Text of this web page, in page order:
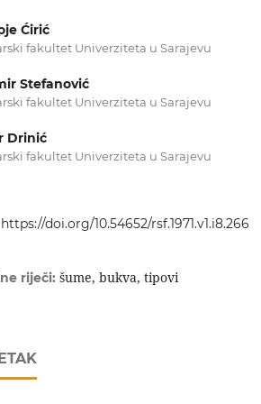
Ćirić
fakultet Univerziteta u Sarajevu
Stefanović
fakultet Univerziteta u Sarajevu
Drinić
fakultet Univerziteta u Sarajevu
https://doi.org/10.54652/rsf.1971.v1.i8.266
riječi: šume, bukva, tipovi